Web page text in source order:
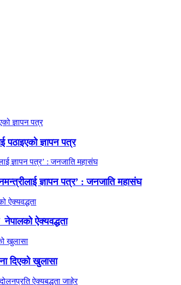
पठाइएको ज्ञापन पत्र
ज्ञापन पत्र’ : जनजाति महासंघ
ऐक्यवद्धता
दिएको खुलासा